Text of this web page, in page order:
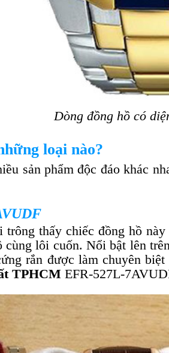
Dòng đồng hồ có
loại nào?
sản phẩm độc đáo khác
thấy chiếc đồng hồ
lôi cuốn. Nổi bật lên
rắn được làm chuyên
TPHCM EFR-527L-